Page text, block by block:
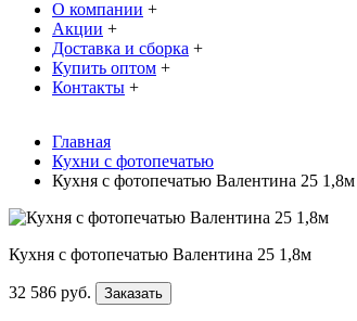
О компании +
Акции +
Доставка и сборка +
Купить оптом +
Контакты +
Главная
Кухни с фотопечатью
Кухня с фотопечатью Валентина 25 1,8м
Кухня с фотопечатью Валентина 25 1,8м
32 586 руб. Заказать